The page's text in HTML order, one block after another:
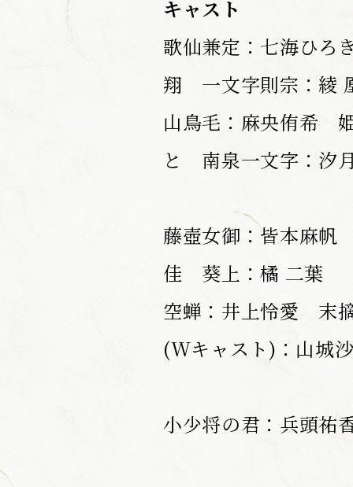
キャスト
歌仙兼定：七海ひ
翔 一文字則宗：
山鳥毛：麻央侑希
と 南泉一文字：汐
藤壺女御：皆本麻
佳 葵上：橘 二葉
空蝉：井上怜愛 末
(Wキャスト)：山城
小少将の君：兵頭祐